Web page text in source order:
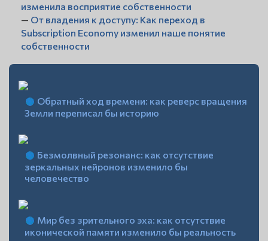
изменила восприятие собственности
— От владения к доступу: Как переход в
Subscription Economy изменил наше понятие
собственности
Обратный ход времени: как реверс вращения
Земли переписал бы историю
Безмолвный резонанс: как отсутствие
зеркальных нейронов изменило бы
человечество
Мир без зрительного эха: как отсутствие
иконической памяти изменило бы реальность